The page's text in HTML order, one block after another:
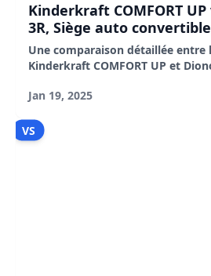
Kinderkraft COMFORT
3R, Siège auto
Une comparaison détaillée entre
Kinderkraft COMFORT UP et
inconvénients.
Jan 19, 2025
VS